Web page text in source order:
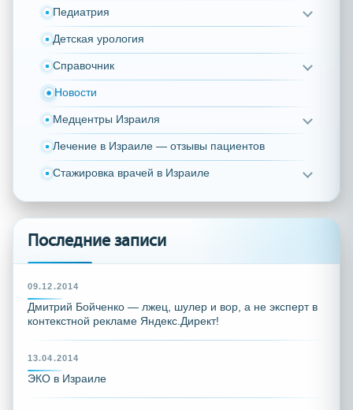
Педиатрия
Детская урология
Справочник
Новости
Медцентры Израиля
Лечение в Израиле — отзывы пациентов
Стажировка врачей в Израиле
Последние записи
09.12.2014
Дмитрий Бойченко — лжец, шулер и вор, а не эксперт в
контекстной рекламе Яндекс.Директ!
13.04.2014
ЭКО в Израиле